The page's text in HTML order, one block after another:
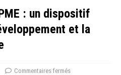
: un dispositif
et la
Commentaires fermés